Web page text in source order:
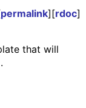
permalink][rdoc]
that will